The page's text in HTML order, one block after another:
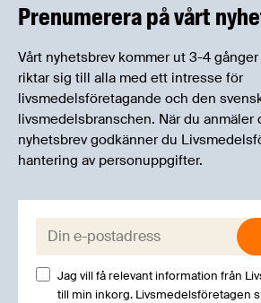
Prenumerera på vårt
Vårt nyhetsbrev kommer ut 3-4
riktar sig till alla med ett intresse för
livsmedelsföretagande och den
livsmedelsbranschen. När du anmäler
nyhetsbrev godkänner du
hantering av personuppgifter.
E-post:
Jag vill få relevant information från
till min inkorg. Livsmedelsföretagen